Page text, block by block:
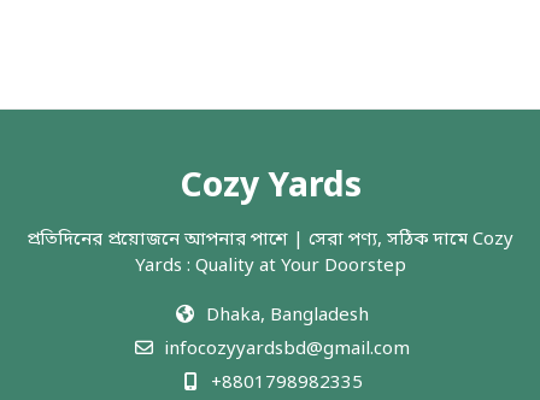
Cozy Yards
প্রতিদিনের প্রয়োজনে আপনার পাশে | সেরা পণ্য, সঠিক দামে Cozy
Yards : Quality at Your Doorstep
Dhaka, Bangladesh
infocozyyardsbd@gmail.com
+8801798982335